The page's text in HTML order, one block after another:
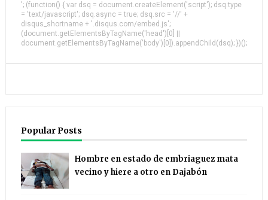
'; (function() { var dsq = document.createElement('script'); dsq.type
= 'text/javascript'; dsq.async = true; dsq.src = '//' +
disqus_shortname + '.disqus.com/embed.js';
(document.getElementsByTagName('head')[0] ||
document.getElementsByTagName('body')[0]).appendChild(dsq); })();
Popular Posts
Hombre en estado de embriaguez mata
vecino y hiere a otro en Dajabón